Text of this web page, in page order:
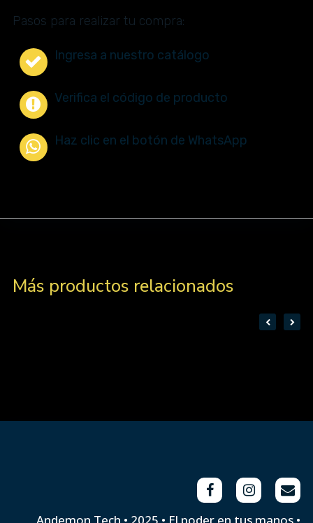
Pasos para realizar tu compra:
Ingresa a nuestro catálogo
Verifica el código de producto
Haz clic en el botón de WhatsApp
Más productos relacionados
Andemon Tech • 2025 • El poder en tus manos •